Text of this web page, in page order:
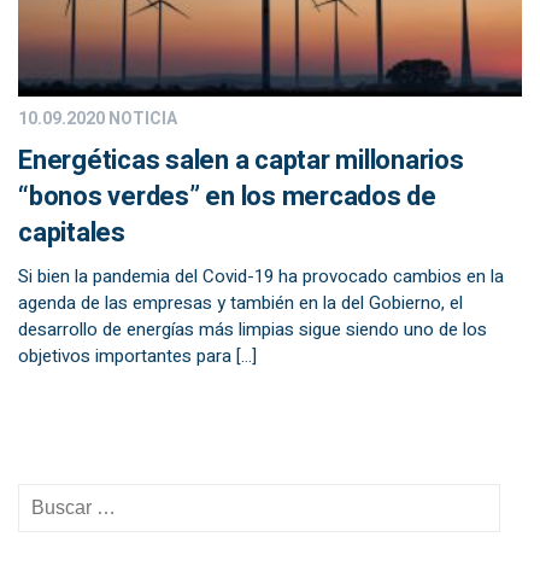
10.09.2020NOTICIA
Energéticas salen a captar millonarios
“bonos verdes” en los mercados de
capitales
Si bien la pandemia del Covid-19 ha provocado cambios en la
agenda de las empresas y también en la del Gobierno, el
desarrollo de energías más limpias sigue siendo uno de los
objetivos importantes para […]